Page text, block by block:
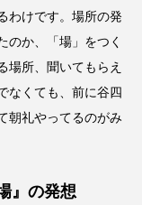
わけです。場所の発
のか、「場」をつく
場所、聞いてもらえ
なくても、前に谷四
朝礼やってるのがみ
』の発想